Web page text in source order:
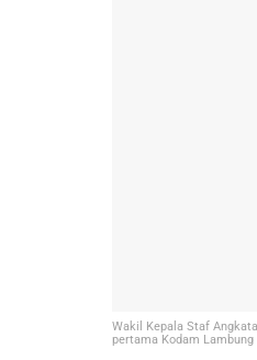
Wakil Kepala Staf
pertama Kodam